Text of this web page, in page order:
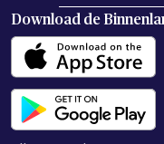
Download de